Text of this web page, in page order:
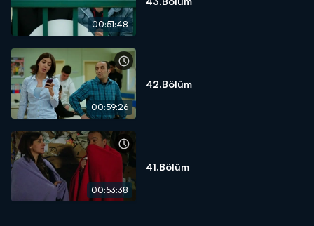
00:51:48
00:59:26
42.Bölüm
00:53:38
41.Bölüm